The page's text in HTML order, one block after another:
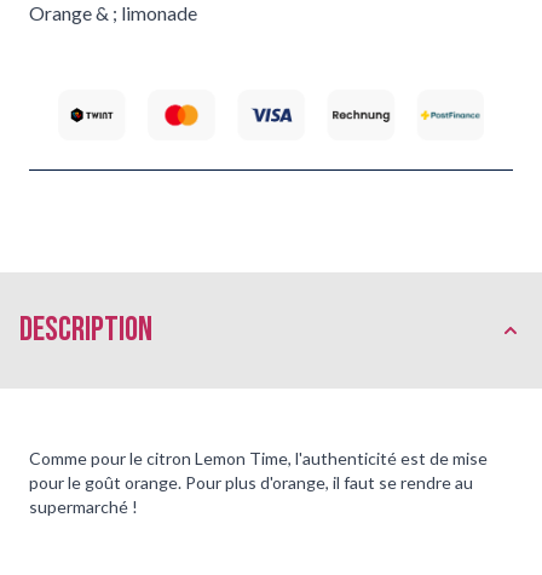
Orange & ; limonade
Description
Comme pour le citron Lemon Time, l'authenticité est de mise
pour le goût orange. Pour plus d'orange, il faut se rendre au
supermarché !